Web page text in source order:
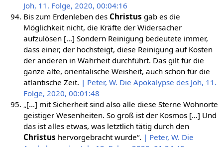
Joh, 11. Folge, 2020, 00:04:16
Bis zum Erdenleben des Christus gab es die
Möglichkeit nicht, die Kräfte der Widersacher
aufzulösen […] Sondern Reinigung bedeutete immer,
dass einer, der hochsteigt, diese Reinigung auf Kosten
der anderen in Wahrheit durchführt. Das gilt für die
ganze alte, orientalische Weisheit, auch schon für die
atlantische Zeit. | Peter, W. Die Apokalypse des Joh, 11.
Folge, 2020, 00:01:48
„[…] mit Sicherheit sind also alle diese Sterne Wohnorte
geistiger Wesenheiten. So groß ist der Kosmos […] Und
das ist alles etwas, was letztlich tätig durch den
Christus hervorgebracht wurde“. | Peter, W. Die